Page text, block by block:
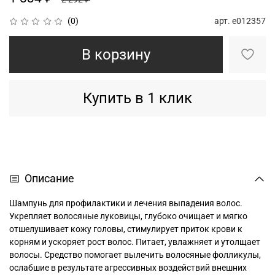
(0) арт. e012357
В корзину
Купить в 1 клик
Описание
Шампунь для профилактики и лечения выпадения волос.
Укрепляет волосяные луковицы, глубоко очищает и мягко
отшелушивает кожу головы, стимулирует приток крови к
корням и ускоряет рост волос. Питает, увлажняет и утолщает
волосы. Средство помогает вылечить волосяные фолликулы,
ослабшие в результате агрессивных воздействий внешних